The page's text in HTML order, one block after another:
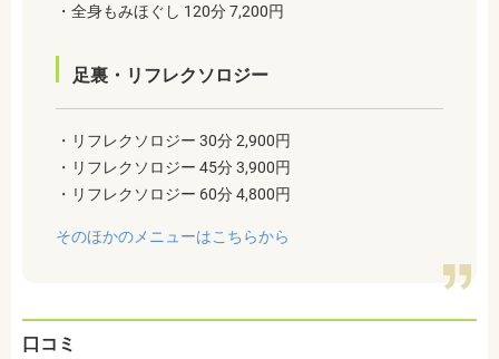
・全身もみほぐし 120分 7,200円
足裏・リフレクソロジー
・リフレクソロジー 30分 2,900円
・リフレクソロジー 45分 3,900円
・リフレクソロジー 60分 4,800円
そのほかのメニューはこちらから
口コミ